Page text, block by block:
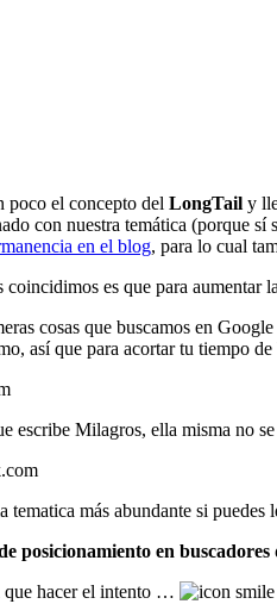
poco el concepto del LongTail y
con nuestra temática (porque
en el blog, para lo cual
coincidimos es que para aumentar
cosas que buscamos en
así que para acortar tu tiempo
escribe Milagros, ella misma no
tematica más abundante si puedes
posicionamiento en buscadores
hacer el intento …